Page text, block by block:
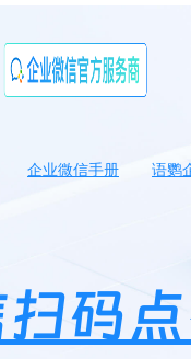
企业微信手册 语鹦
码